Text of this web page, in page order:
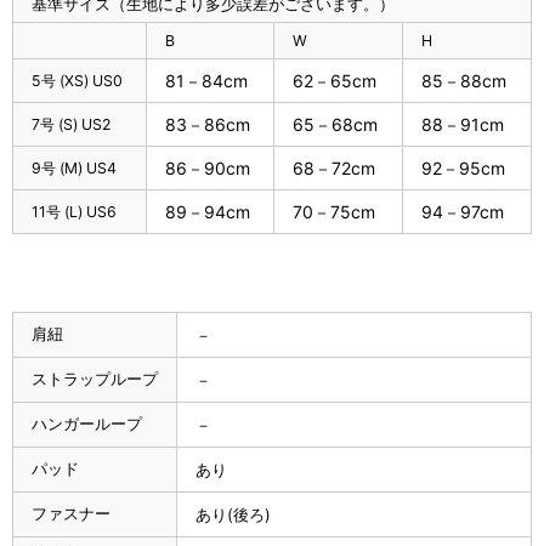
B W H
5号 (XS) US0 81－84cm 62－65cm 85－88cm
7号 (S) US2 83－86cm 65－68cm 88－91cm
9号 (M) US4 86－90cm 68－72cm 92－95cm
11号 (L) US6 89－94cm 70－75cm 94－97cm
肩紐 －
ストラップループ －
ハンガーループ －
パッド あり
ファスナー あり(後ろ)